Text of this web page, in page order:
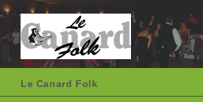
Le Canard Folk